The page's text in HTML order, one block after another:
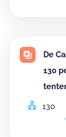
De
130
130